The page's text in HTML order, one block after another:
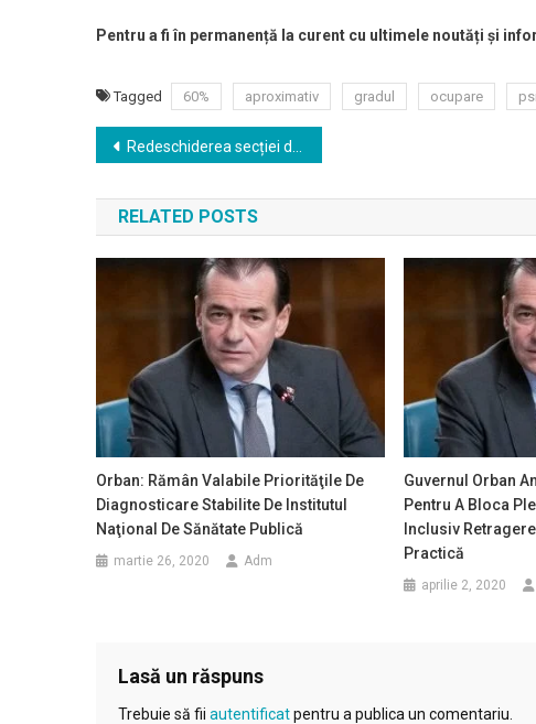
Pentru a fi în permanență la curent cu ultimele noutăți și
Tagged 60% aproximativ gradul ocupare
Navigare
în
articole
Redeschiderea secției de ortopedie pediatrică din cadrul Spitalului Clinic de Urgență Copii „Grigore Alexandrescu”
RELATED POSTS
Orban: Rămân Valabile Priorităţile De
Diagnosticare Stabilite De Institutul
Naţional De Sănătate Publică
martie 26, 2020 Adm
Guvernul Orban
Pentru A Bloca
Inclusiv
Practică
aprilie 2, 2020
Lasă un răspuns
Trebuie să fii autentificatpentru a publica un comentariu.